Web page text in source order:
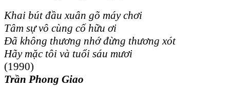
Khai bút đầu xuân gõ máy chơi
Tâm sự vô cùng cố hữu ơi
Đã không thương nhớ đừng thương xót
Hãy mặc tôi và tuổi sáu mươi
(1990)
Trần Phong Giao